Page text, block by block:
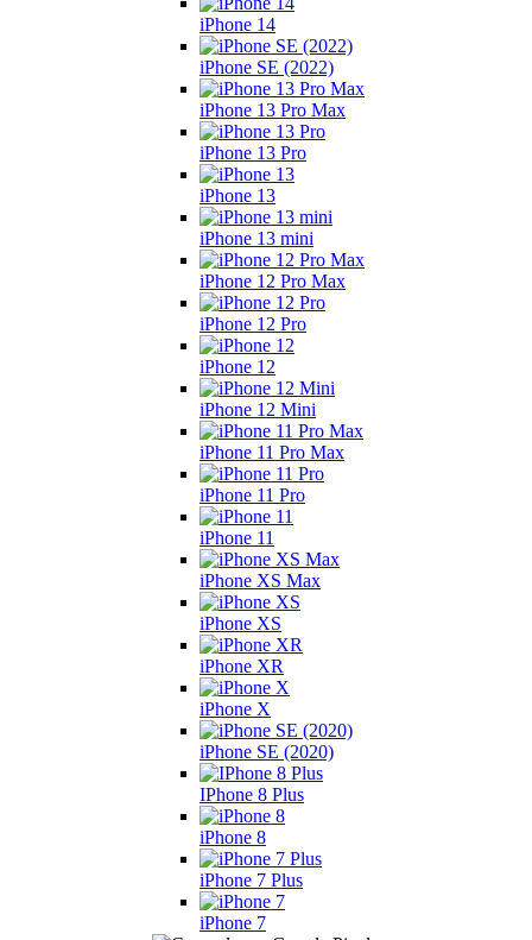
iPhone 14
iPhone SE (2022)
iPhone 13 Pro Max
iPhone 13 Pro
iPhone 13
iPhone 13 mini
iPhone 12 Pro Max
iPhone 12 Pro
iPhone 12
iPhone 12 Mini
iPhone 11 Pro Max
iPhone 11 Pro
iPhone 11
iPhone XS Max
iPhone XS
iPhone XR
iPhone X
iPhone SE (2020)
IPhone 8 Plus
iPhone 8
iPhone 7 Plus
iPhone 7